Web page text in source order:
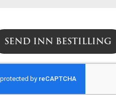
SEND INN BESTILLING